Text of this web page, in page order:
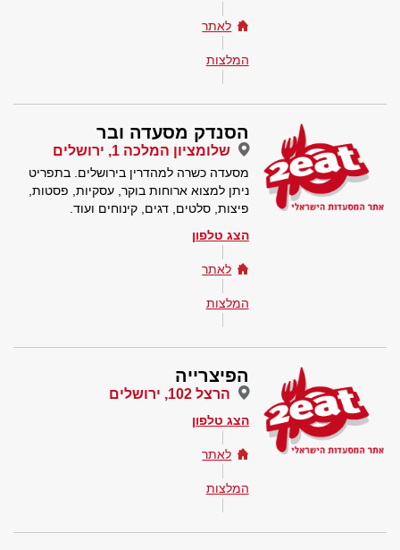
לאתר
המלצות
הסנדק מסעדה ובר
שלומציון המלכה 1, ירושלים
מסעדה כשרה למהדרין בירושלים. בתפריט
ניתן למצוא ארוחות בוקר, עסקיות, פסטות,
פיצות, סלטים, דגים, קינוחים ועוד.
הצג טלפון
לאתר
המלצות
הפיצרייה
הרצל 102, ירושלים
הצג טלפון
לאתר
המלצות